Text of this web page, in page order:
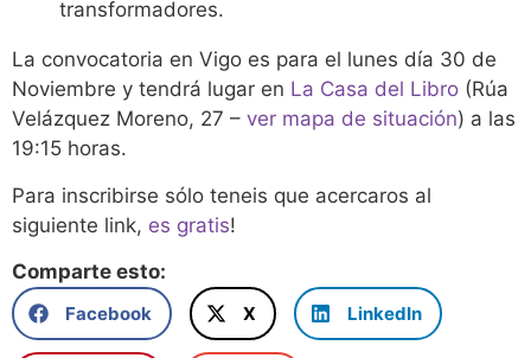
transformadores.
La convocatoria en Vigo es para el lunes día 30 de
Noviembre y tendrá lugar en La Casa del Libro (Rúa
Velázquez Moreno, 27 – ver mapa de situación) a las
19:15 horas.
Para inscribirse sólo teneis que acercaros al
siguiente link, es gratis!
Comparte esto:
Facebook X LinkedIn